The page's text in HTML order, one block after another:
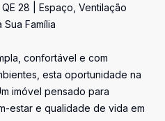
28 | Espaço, Ventilação
Família
confortável e com
esta oportunidade na
imóvel pensado para
estar e qualidade de vida em